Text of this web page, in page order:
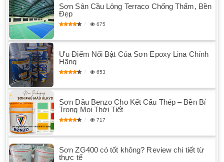
Sơn Sân Cầu Lông Terraco Chống Thấm, Bền
Đẹp
675
Ưu Điểm Nổi Bật Của Sơn Epoxy Lina Chính
Hãng
653
Sơn Dầu Benzo Cho Kết Cấu Thép – Bền Bỉ
Trong Mọi Thời Tiết
717
Sơn ZG400 có tốt không? Review chi tiết từ
thực tế